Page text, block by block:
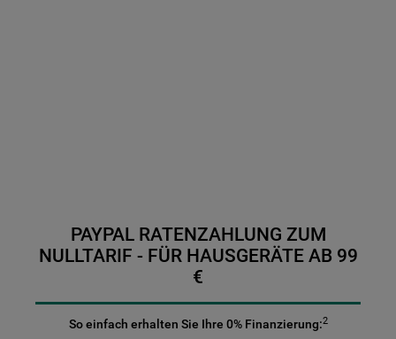
PAYPAL RATENZAHLUNG ZUM
NULLTARIF - FÜR HAUSGERÄTE AB 99
€
So einfach erhalten Sie Ihre 0% Finanzierung:2